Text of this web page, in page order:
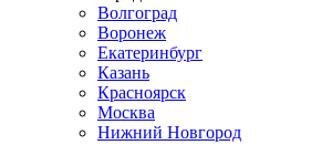
Волгоград
Воронеж
Екатеринбург
Казань
Красноярск
Москва
Нижний Новгород